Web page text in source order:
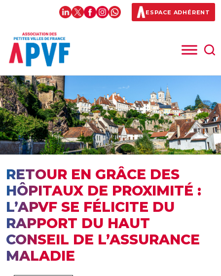
ESPACE ADHÉRENT
RETOUR EN GRÂCE DES
HÔPITAUX DE PROXIMITÉ :
L’APVF SE FÉLICITE DU
RAPPORT DU HAUT
CONSEIL DE L’ASSURANCE
MALADIE